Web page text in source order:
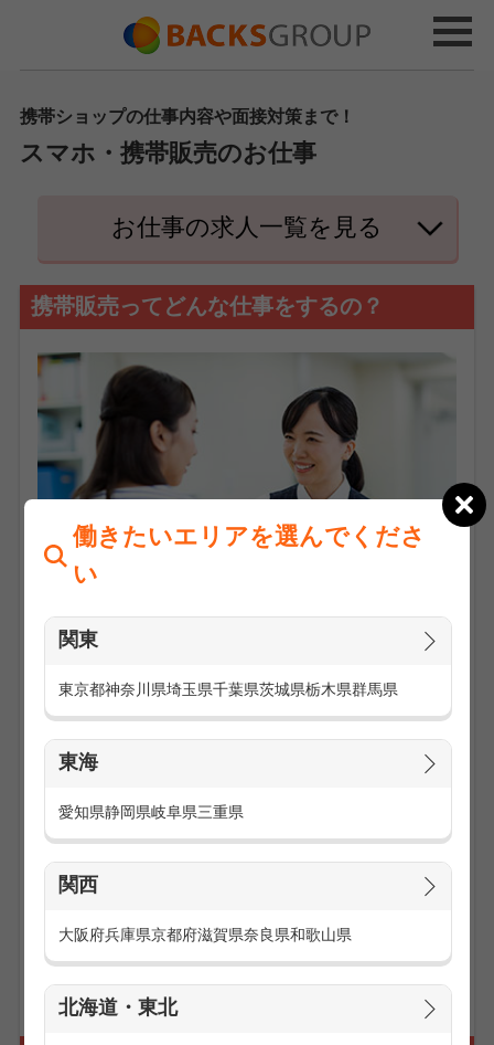
働きたいエリアを選んでくださ
い
関東
東京都神奈川県埼玉県千葉県茨城県栃木県群馬県
東海
愛知県静岡県岐阜県三重県
関西
大阪府兵庫県京都府滋賀県奈良県和歌山県
北海道・東北
携帯ショップの仕事内容や面接対策まで！
スマホ・携帯販売のお仕事
お仕事の求人一覧を見る
携帯販売ってどんな仕事をするの？
ご来店されたお客様に対して、販売員として最新機種のご案
内や新規購入・機種変更の受付などを行うお仕事です。
料金プランや保険についてのご質問や新商品のご案内などお
客様のお問い合わせなどにも対応していただきます。
が運営する家電量販店や併売店と呼ばれる携帯ショップやメ
ーカーのキャリアショップなどです。
お店によっては店頭展示POPを作成したり、季節やイベント
に合わせてお店のレイアウトを変えたりするお仕事もありま
お仕事の求人一覧を見る